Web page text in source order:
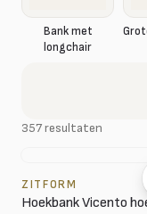
Bank met
longchair
357 resultaten
ZITFORM
Hoekbank Vicento